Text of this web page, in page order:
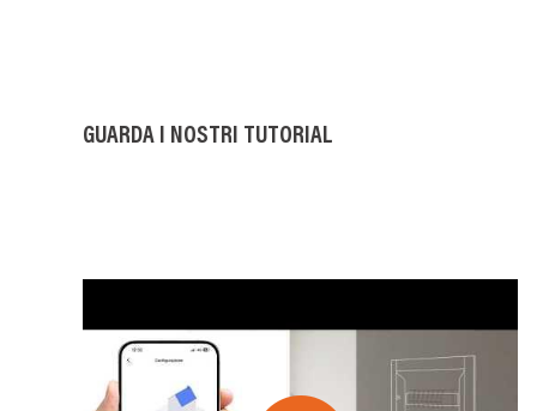
GUARDA I NOSTRI TUTORIAL